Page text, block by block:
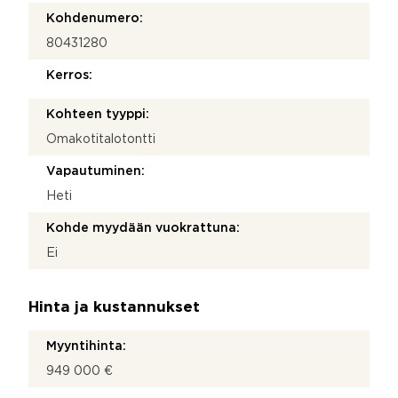
Kohdenumero:
80431280
Kerros:
Kohteen tyyppi:
Omakotitalotontti
Vapautuminen:
Heti
Kohde myydään vuokrattuna:
Ei
Hinta ja kustannukset
Myyntihinta:
949 000 €